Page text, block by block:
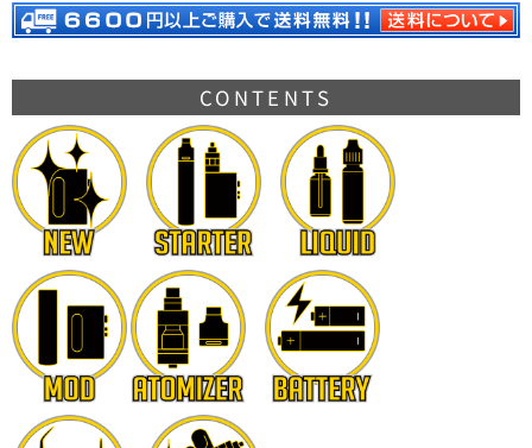
e
b
o
o
k
er l y
Li
n
k
CONTENTS